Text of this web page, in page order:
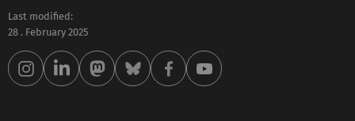
Last modified:
28 . February 2025